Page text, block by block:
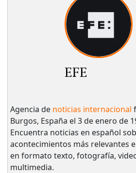
EFE
Agencia de noticias internacional
Burgos, España el 3 de enero de
Encuentra noticias en español
acontecimientos más relevantes
en formato texto, fotografía,
multimedia.